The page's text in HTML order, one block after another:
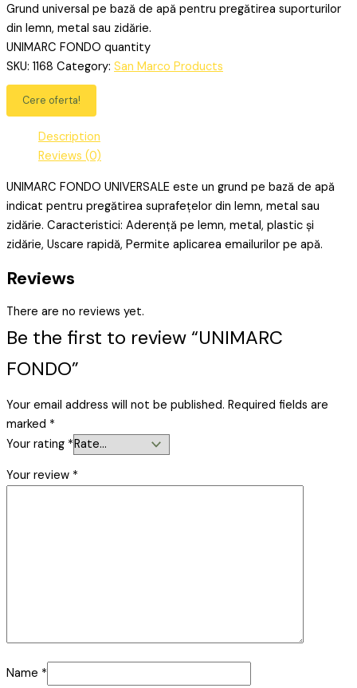
Grund universal pe bază de apă pentru pregătirea suporturilor
din lemn, metal sau zidărie.
UNIMARC FONDO quantity
SKU: 1168 Category: San Marco Products
Cere oferta!
Description
Reviews (0)
UNIMARC FONDO UNIVERSALE este un grund pe bază de apă
indicat pentru pregătirea suprafețelor din lemn, metal sau
zidărie. Caracteristici: Aderență pe lemn, metal, plastic și
zidărie, Uscare rapidă, Permite aplicarea emailurilor pe apă.
Reviews
There are no reviews yet.
Be the first to review “UNIMARC
FONDO”
Your email address will not be published. Required fields are
marked *
Your rating *
Your review *
Name *